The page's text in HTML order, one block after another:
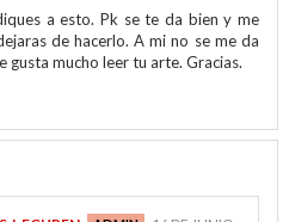
a esto. Pk se te da bien y me
de hacerlo. A mi no se me da
gusta mucho leer tu arte. Gracias.